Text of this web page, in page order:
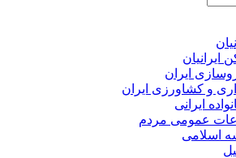
ایرانیان
ایران
و کشاورزی ایران
ایرانی
عمومی مردم
اسلامی